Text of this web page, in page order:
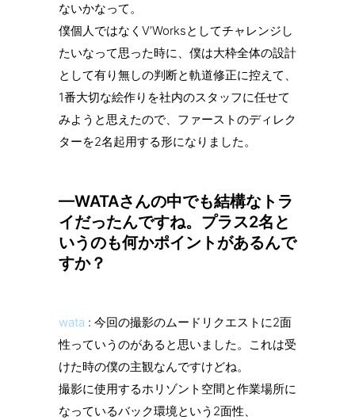
ないかなって。
僕個人ではなくV’Worksとしてチャレンジし
たいなって思った時に、僕は大枠全体の設計
として有り無しの判断と軌道修正に控えて、
1番大切な絵作りを社内のスタッフに任せて
みようと思えたので、ファーストのディレク
ターを2名起用する形になりました。
—WATAさんの中でも結構なトラ
イだったんですね。プラス2名と
いうのも何かポイントがあるんで
すか？
wata : 今回の撮影のムードリクエストに2面
性っていうのがあると思いました。これは受
けた時の僕の主観なんですけどね。
撮影に使用するホリゾント空間と作業場所に
なっているバック環境という2面性、